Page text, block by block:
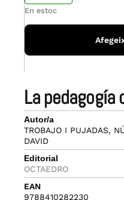
la pedagogía
Autor/a
TROBAJO I PUJADAS,
DAVID
Editorial
OCTAEDRO
EAN
9788410282230
En estoc